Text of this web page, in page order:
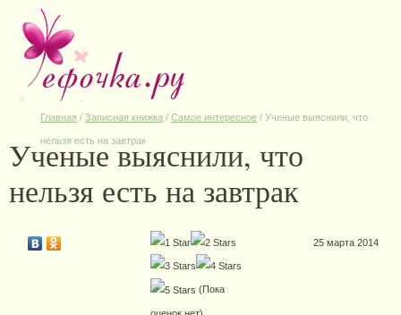
Главная / Записная книжка / Самое интересное / Ученые выяснили, что
нельзя есть на завтрак
Ученые выяснили, что
нельзя есть на завтрак
(Пока
25 марта 2014